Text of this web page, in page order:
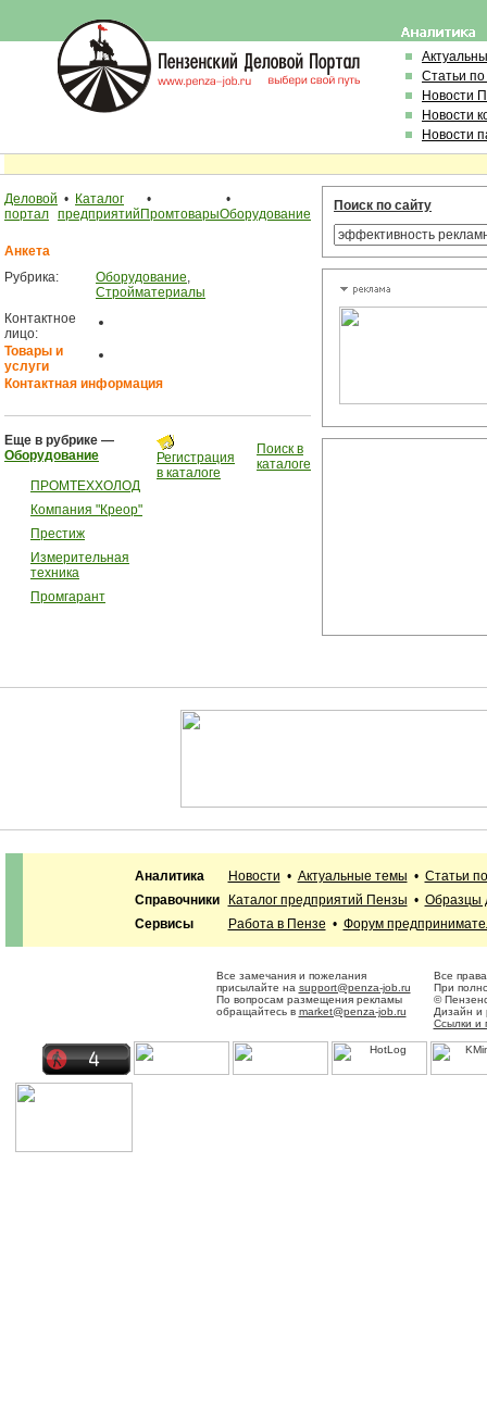
Статьи
Новости
Новости
Новости
Деловой
портал
• Каталог
предприятий
•
Промтовары
•
Оборудование
Анкета
Рубрика:
Оборудование,
Стройматериалы
Контактное
лицо:
Товары и
услуги
Контактная информация
Еще в рубрике —
Оборудование
ПРОМТЕХХОЛОД
Компания "Креор"
Престиж
Измерительная
техника
Промгарант
Регистрация
в каталоге
Поиск в
каталоге
Поиск по сайту
Аналитика Новости • Актуальные темы • Статьи
Справочники
Каталог предприятий Пензы • Образцы
Сервисы
Работа в Пензе • Форум
Все замечания и пожелания
присылайте на support@penza-job.ru
По вопросам размещения рекламы
обращайтесь в market@penza-job.ru
Все
При
©
Дизайн и
Ссылки и